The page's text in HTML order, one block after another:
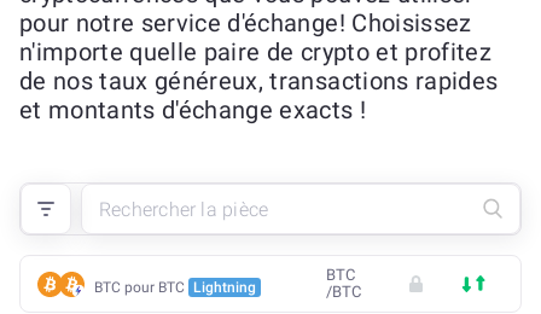
pour notre service d'échange! Choisissez
n'importe quelle paire de crypto et profitez
de nos taux généreux, transactions rapides
et montants d'échange exacts !
BTC pour BTC Lightning
BTC
/BTC